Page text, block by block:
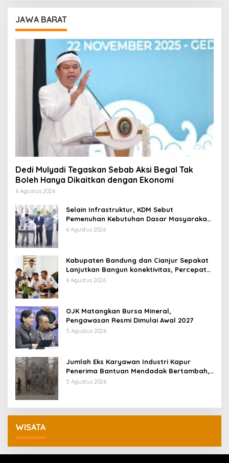
JAWA BARAT
Dedi Mulyadi Tegaskan Sebab Aksi Begal Tak
Boleh Hanya Dikaitkan dengan Ekonomi
6 Agustus 2026
Selain Infrastruktur, KDM Sebut
Pemenuhan Kebutuhan Dasar Masyarakat
Jadi Fokus APBD Jabar 2027
6 Agustus 2026
Kabupaten Bandung dan Cianjur Sepakat
Lanjutkan Bangun konektivitas, Percepat
Pertumbuhan Ekonomi Daerah
6 Agustus 2026
OJK Matangkan Bursa Mineral,
Pengawasan Resmi Dimulai Awal 2027
5 Agustus 2026
Jumlah Eks Karyawan Industri Kapur
Penerima Bantuan Mendadak Bertambah,
KDM: Kita Identifikasi
5 Agustus 2026
WISATA